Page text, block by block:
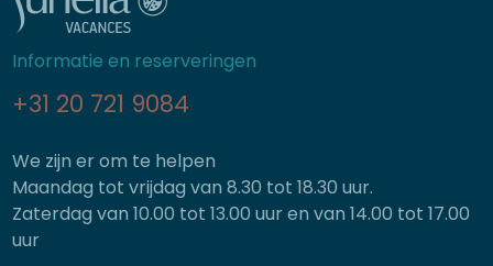
Informatie en reserveringen
+31 20 721 9084
We zijn er om te helpen
Maandag tot vrijdag van 8.30 tot 18.30 uur.
Zaterdag van 10.00 tot 13.00 uur en van 14.00 tot 17.00
uur